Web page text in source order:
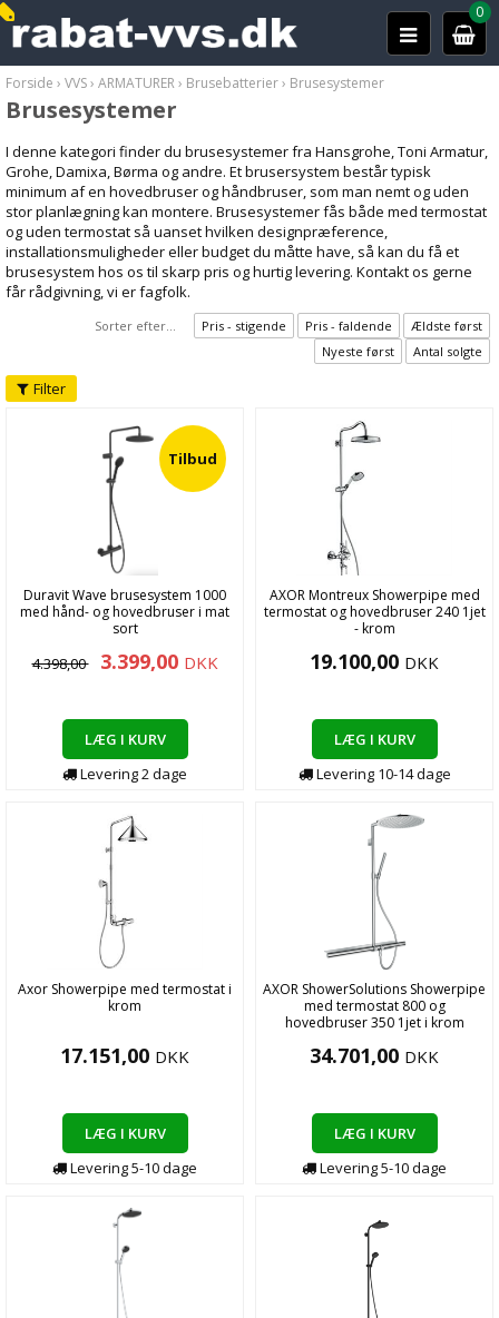
0
Forside › VVS› ARMATURER› Brusebatterier› Brusesystemer
Brusesystemer
I denne kategori finder du brusesystemer fra Hansgrohe, Toni Armatur,
Grohe, Damixa, Børma og andre. Et brusersystem består typisk
minimum af en hovedbruser og håndbruser, som man nemt og uden
stor planlægning kan montere. Brusesystemer fås både med termostat
og uden termostat så uanset hvilken designpræference,
installationsmuligheder eller budget du måtte have, så kan du få et
brusesystem hos os til skarp pris og hurtig levering. Kontakt os gerne
får rådgivning, vi er fagfolk.
Sorter efter... Pris - stigende Pris - faldende
Ældste først
Nyeste først
Antal solgte
Filter
Tilbud
Duravit Wave brusesystem 1000
med hånd- og hovedbruser i mat
sort
4.398,00 3.399,00 DKK
LÆG I KURV
Levering2dage
AXOR Montreux Showerpipe med
termostat og hovedbruser 240 1jet
- krom
19.100,00 DKK
LÆG I KURV
Levering 10-14dage
Axor Showerpipe med termostat i
krom
17.151,00 DKK
LÆG I KURV
Levering5-10dage
AXOR ShowerSolutions Showerpipe
med termostat 800 og
hovedbruser 350 1jet i krom
34.701,00 DKK
LÆG I KURV
Levering5-10dage